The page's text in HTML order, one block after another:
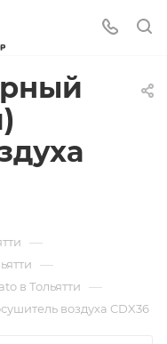
—
—
в Тольятти —
воздуха CDX36